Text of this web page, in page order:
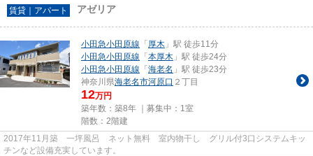
賃貸｜アパート アゼリア
小田急小田原線 「厚木 」駅 徒歩11分
小田急小田原線 「本厚木 」駅 徒歩24分
小田急小田原線 「海老名 」駅 徒歩23分
神奈川県海老名市河原口 ２丁目
12万円
築年数：築8年 ｜募集中： 1室
階数：2階建
2017年11月築 一坪風呂 ネット無料 室内物干し グリル付3口システムキッ
チンなど設備充実しています。